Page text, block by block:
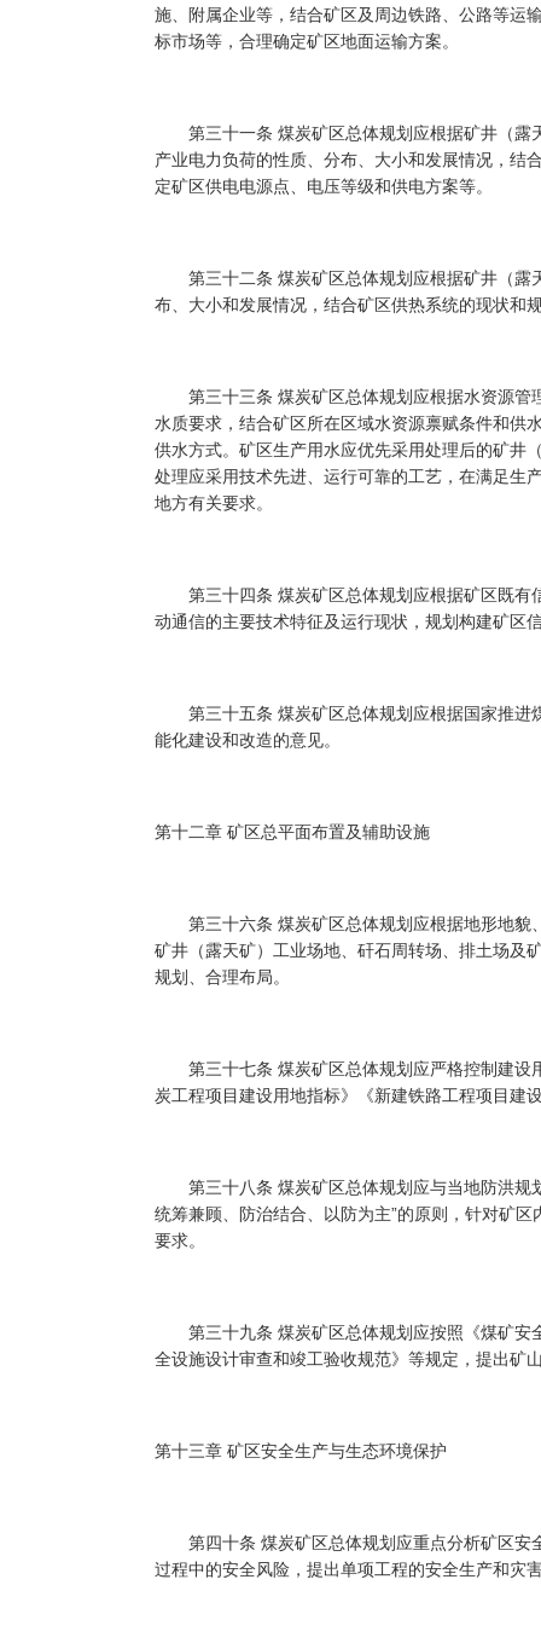
施、附属企业等，结合矿区及周边铁路、公路等运
标市场等，合理确定矿区地面运输方案。
第三十一条 煤炭矿区总体规划应根据矿井（露
产业电力负荷的性质、分布、大小和发展情况，结
定矿区供电电源点、电压等级和供电方案等。
第三十二条 煤炭矿区总体规划应根据矿井（露
布、大小和发展情况，结合矿区供热系统的现状和
第三十三条 煤炭矿区总体规划应根据水资源管
水质要求，结合矿区所在区域水资源禀赋条件和供
供水方式。矿区生产用水应优先采用处理后的矿井
处理应采用技术先进、运行可靠的工艺，在满足生
地方有关要求。
第三十四条 煤炭矿区总体规划应根据矿区既有
动通信的主要技术特征及运行现状，规划构建矿区
第三十五条 煤炭矿区总体规划应根据国家推进
能化建设和改造的意见。
第十二章 矿区总平面布置及辅助设施
第三十六条 煤炭矿区总体规划应根据地形地貌
矿井（露天矿）工业场地、矸石周转场、排土场及
规划、合理布局。
第三十七条 煤炭矿区总体规划应严格控制建设
炭工程项目建设用地指标》《新建铁路工程项目建
第三十八条 煤炭矿区总体规划应与当地防洪规
统筹兼顾、防治结合、以防为主”的原则，针对矿
要求。
第三十九条 煤炭矿区总体规划应按照《煤矿安
全设施设计审查和竣工验收规范》等规定，提出矿
第十三章 矿区安全生产与生态环境保护
第四十条 煤炭矿区总体规划应重点分析矿区安
过程中的安全风险，提出单项工程的安全生产和灾